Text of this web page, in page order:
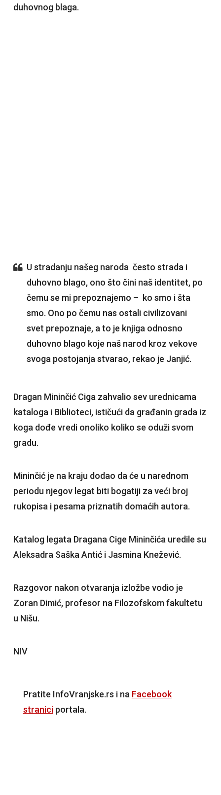
duhovnog blaga.
U stradanju našeg naroda često strada i
duhovno blago, ono što čini naš identitet, po
čemu se mi prepoznajemo – ko smo i šta
smo. Ono po čemu nas ostali civilizovani
svet prepoznaje, a to je knjiga odnosno
duhovno blago koje naš narod kroz vekove
svoga postojanja stvarao, rekao je Janjić.
Dragan Mininčić Ciga zahvalio sev urednicama
kataloga i Biblioteci, ističući da građanin grada iz
koga dođe vredi onoliko koliko se oduži svom
gradu.
Mininčić je na kraju dodao da će u narednom
periodu njegov legat biti bogatiji za veći broj
rukopisa i pesama priznatih domaćih autora.
Katalog legata Dragana Cige Mininčića uredile su
Aleksadra Saška Antić i Jasmina Knežević.
Razgovor nakon otvaranja izložbe vodio je
Zoran Dimić, profesor na Filozofskom fakultetu
u Nišu.
NIV
Pratite InfoVranjske.rs i na Facebook
straniciportala.